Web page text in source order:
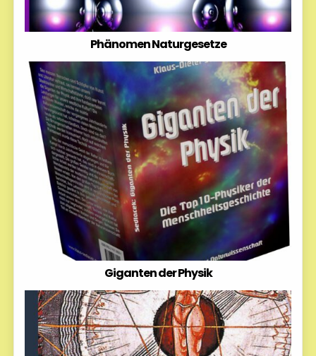
Phänomen Naturgesetze
Giganten der Physik